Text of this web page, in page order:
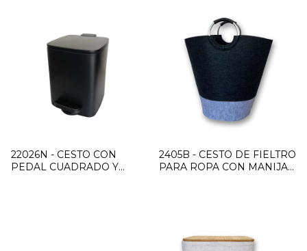
22026N - CESTO CON
PEDAL CUADRADO Y
2405B - CESTO DE FIELTRO
PARA ROPA CON MANIJAS